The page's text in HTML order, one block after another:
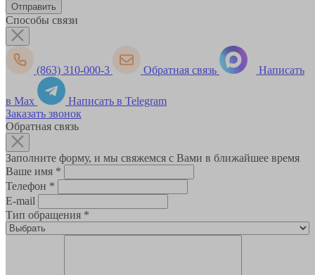
Способы связи
(863) 310-000-3 Обратная связь Написать
в Max
Написать в Telegram
Заказать звонок
Обратная связь
Заполните форму, и мы свяжемся с Вами в ближайшее время
Ваше имя *
Телефон *
E-mail
Тип обращения *